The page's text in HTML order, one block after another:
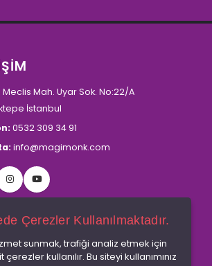
Meclis Mah. Uyar Sok. No:22/A
İstanbul
0532 309 34 91
info@magimonk.com
Çerezler Kullanılmaktadır.
sunmak, trafiği analiz etmek için
kullanılır. Bu siteyi kullanımınız